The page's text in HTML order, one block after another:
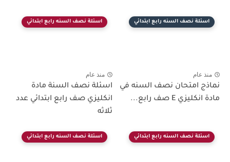
اسئلة نصف السنه رابع ابتدائي
منذ عام
نماذج امتحان نصف السنه في
مادة انكليزي E صف رابع...
اسئلة نصف السنه رابع ابتدائي
منذ عام
اسئلة نصف السنة مادة
انكليزي صف رابع ابتدائي عدد
ثلاثه
اسئلة نصف السنه رابع ابتدائي اسئلة نصف السنه رابع ابتدائي